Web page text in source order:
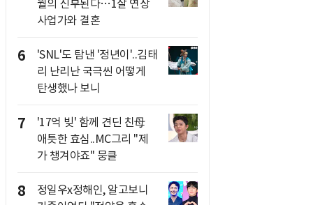
월의 신부된다…1살 연상
사업가와 결혼
6
'SNL'도 탐낸 '정년이'..김태
리 난리난 국극씬 어떻게
탄생했나 보니
7
'17억 빚' 함께 견딘 친母
애틋한 효심..MC그리 "제
가 챙겨야죠" 뭉클
8
정일우x정해인, 알고보니